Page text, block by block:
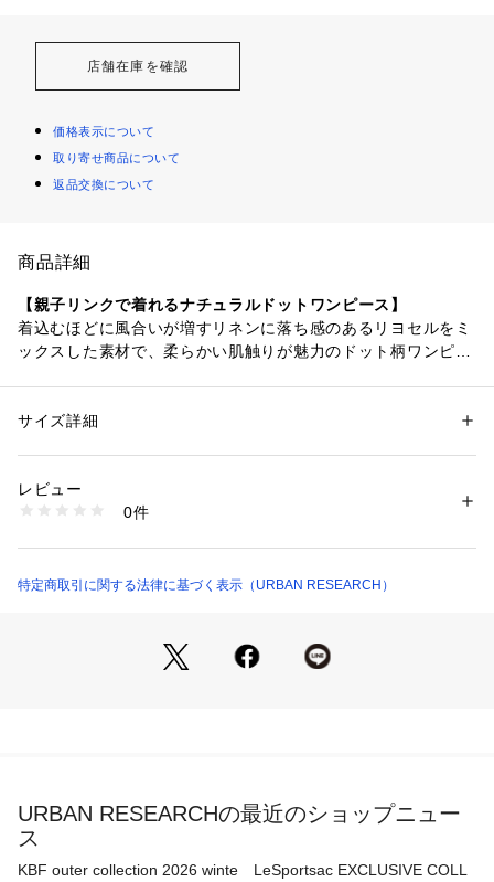
店舗在庫を確認
価格表示について
取り寄せ商品について
返品交換について
商品詳細
【親子リンクで着れるナチュラルドットワンピース】
着込むほどに風合いが増すリネンに落ち感のあるリヨセルをミ
ックスした素材で、柔らかい肌触りが魅力のドット柄ワンピー
くし、前のリボンは無しにしたキッズが着用しやすいデザイン
明きで細かいディティールにもこだわり、後ろの切り替えでバ
ックスタイルも綺麗に見せてくれます。肩を覆う程よい袖丈で
・キッズサイズサイズの展開あり
ピース(KIDS)
【2026 Spring/Summer】【26SS】
性別：キッズ・ベビー
素材：リネン55% 再生繊維(リヨセル)45%
洗濯：-
※詳しい洗濯方法については、商品の品質表示タグをご覧ください
DR26230-3060477 （ショップ）
サイズ詳細
レビュー
0件
特定商取引に関する法律に基づく表示（URBAN RESEARCH）
URBAN RESEARCHの最近のショップニュー
ス
KBF outer collection 2026 winte
LeSportsac EXCLUSIVE COLL